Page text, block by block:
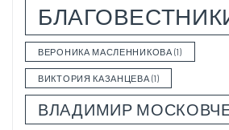
ВЕРОНИКА МАСЛЕННИКОВА (1)
ВИКТОРИЯ КАЗАНЦЕВА (1)
ВЛАДИМИР